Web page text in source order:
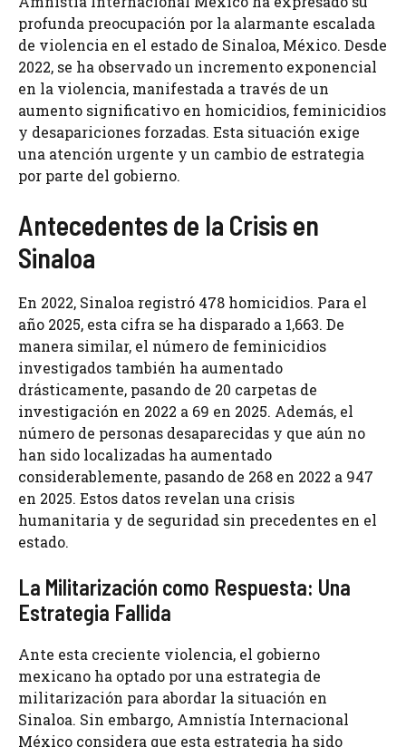
profunda preocupación por la alarmante escalada
de violencia en el estado de Sinaloa, México. Desde
2022, se ha observado un incremento exponencial
en la violencia, manifestada a través de un
aumento significativo en homicidios, feminicidios
y desapariciones forzadas. Esta situación exige
una atención urgente y un cambio de estrategia
por parte del gobierno.
Antecedentes de la Crisis en
Sinaloa
En 2022, Sinaloa registró 478 homicidios. Para el
año 2025, esta cifra se ha disparado a 1,663. De
manera similar, el número de feminicidios
investigados también ha aumentado
drásticamente, pasando de 20 carpetas de
investigación en 2022 a 69 en 2025. Además, el
número de personas desaparecidas y que aún no
han sido localizadas ha aumentado
considerablemente, pasando de 268 en 2022 a 947
en 2025. Estos datos revelan una crisis
humanitaria y de seguridad sin precedentes en el
estado.
La Militarización como Respuesta: Una
Estrategia Fallida
Ante esta creciente violencia, el gobierno
mexicano ha optado por una estrategia de
militarización para abordar la situación en
Sinaloa. Sin embargo, Amnistía Internacional
México considera que esta estrategia ha sido